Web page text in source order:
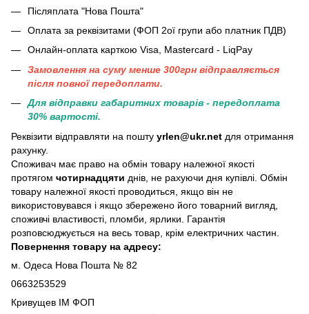
Післяплата "Нова Пошта"
Оплата за реквізитами (ФОП 2ої групи або платник ПДВ)
Онлайн-оплата карткою Visa, Mastercard - LiqPay
Замовлення на суму менше 300грн вiдправляється
пiсля повної передоплати.
Для відправки габаритних товарів - передоплата
30% вартості.
Реквізити відправляти на пошту yrlen@ukr.net для отримання
рахунку.
Споживач має право на обмін товару належної якості
протягом чотирнадцяти днів, не рахуючи дня купівлі. Обмін
товару належної якості проводиться, якщо він не
використовувався і якщо збережено його товарний вигляд,
споживчі властивості, пломби, ярлики. Гарантія
розповсюджується на весь товар, крім електричних частин.
Повернення товару на адресу:
м. Одеса Нова Пошта № 82
0663253529
Кривущев ІМ ФОП